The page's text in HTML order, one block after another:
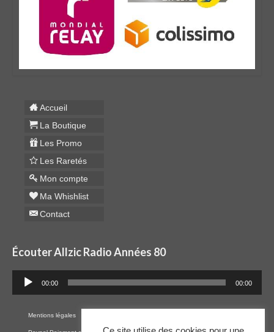
Accueil
La Boutique
Les Promo
Les Raretés
Mon compte
Ma Whishlist
Contact
Écouter Allzic Radio Années 80
Lecteur
audio
00:00 00:00
Mentions légales